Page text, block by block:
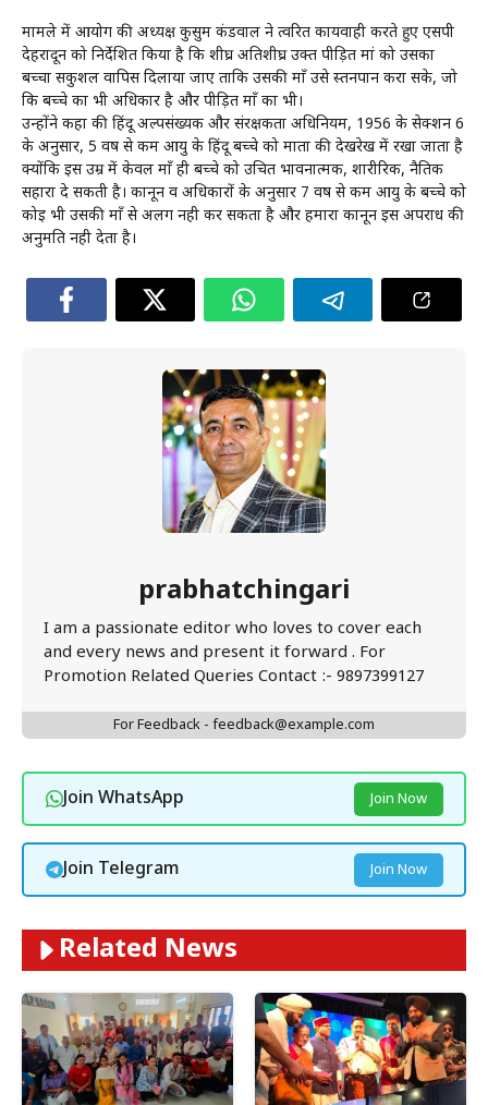
मामले में आयोग की अध्यक्ष कुसुम कंडवाल ने त्वरित कार्यवाही करते हुए एसपी
देहरादून को निर्देशित किया है कि शीघ्र अतिशीघ्र उक्त पीड़ित मां को उसका
बच्चा सकुशल वापिस दिलाया जाए ताकि उसकी माँ उसे स्तनपान करा सके, जो
कि बच्चे का भी अधिकार है और पीड़ित माँ का भी।
उन्होंने कहा की हिंदू अल्पसंख्यक और संरक्षकता अधिनियम, 1956 के सेक्शन 6
के अनुसार, 5 वर्ष से कम आयु के हिंदू बच्चे को माता की देखरेख में रखा जाता है
क्योंकि इस उम्र में केवल माँ ही बच्चे को उचित भावनात्मक, शारीरिक, नैतिक
सहारा दे सकती है। कानून व अधिकारों के अनुसार 7 वर्ष से कम आयु के बच्चे को
कोई भी उसकी माँ से अलग नही कर सकता है और हमारा कानून इस अपराध की
अनुमति नही देता है।
prabhatchingari
I am a passionate editor who loves to cover each
and every news and present it forward . For
Promotion Related Queries Contact :- 9897399127
For Feedback - feedback@example.com
Join WhatsApp Join Now
Join Telegram Join Now
Related News